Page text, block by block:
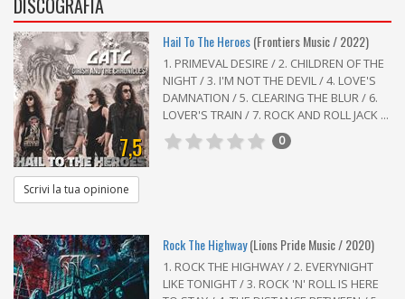
DISCOGRAFIA
7,5
Hail To The Heroes(Frontiers Music / 2022)
1. PRIMEVAL DESIRE / 2. CHILDREN OF THE
NIGHT / 3. I'M NOT THE DEVIL / 4. LOVE'S
DAMNATION / 5. CLEARING THE BLUR / 6.
LOVER'S TRAIN / 7. ROCK AND ROLL JACK ...
0
Scrivi la tua opinione
Rock The Highway(Lions Pride Music / 2020)
1. ROCK THE HIGHWAY / 2. EVERYNIGHT
LIKE TONIGHT / 3. ROCK 'N' ROLL IS HERE